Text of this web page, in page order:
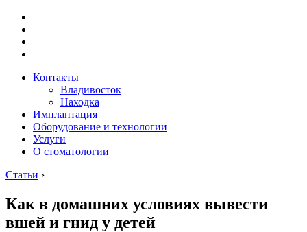
Контакты
Владивосток
Находка
Имплантация
Оборудование и технологии
Услуги
О стоматологии
Статьи ›
Как в домашних условиях вывести
вшей и гнид у детей